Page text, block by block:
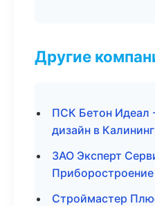
Другие
ПСК Бетон Идеал
дизайн в
ЗАО Эксперт
Строймастер